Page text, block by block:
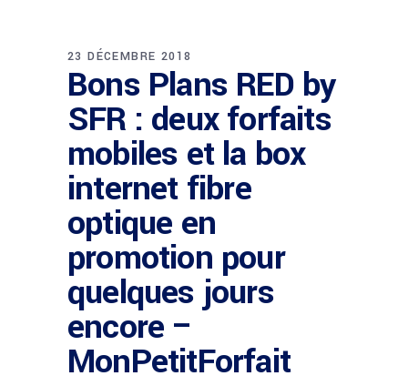
23 DÉCEMBRE 2018
Bons Plans RED by
SFR : deux forfaits
mobiles et la box
internet fibre
optique en
promotion pour
quelques jours
encore –
MonPetitForfait